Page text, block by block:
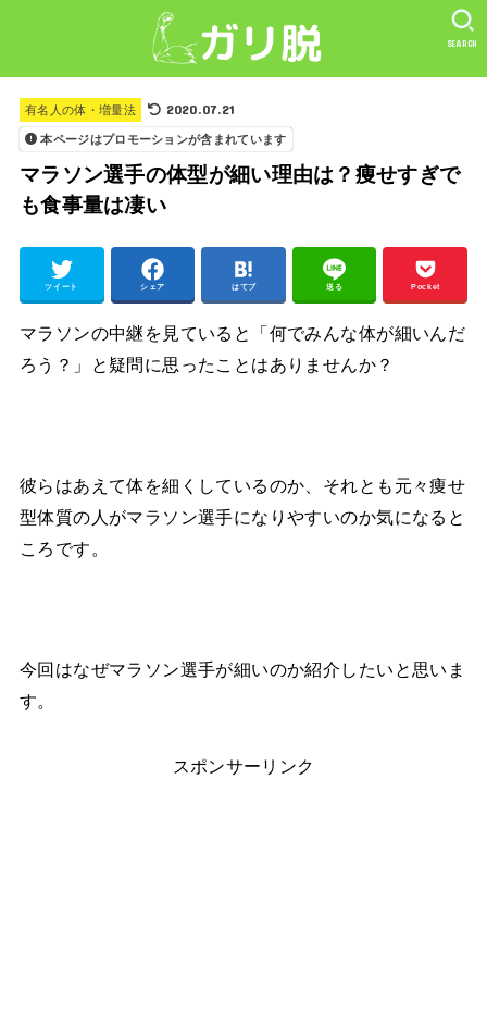
SEARCH
有名人の体・増量法 2020.07.21
本ページはプロモーションが含まれています
マラソン選手の体型が細い理由は？痩せすぎで
も食事量は凄い
ツイート シェア はてブ 送る Pocket
マラソンの中継を見ていると「何でみんな体が細いんだ
ろう？」と疑問に思ったことはありませんか？
彼らはあえて体を細くしているのか、それとも元々痩せ
型体質の人がマラソン選手になりやすいのか気になると
ころです。
今回はなぜマラソン選手が細いのか紹介したいと思いま
す。
スポンサーリンク